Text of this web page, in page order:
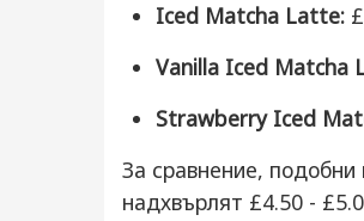
Iced Matcha Latte:
Vanilla Iced Matcha
Strawberry Iced
За сравнение,
надхвърлят £4.50 -